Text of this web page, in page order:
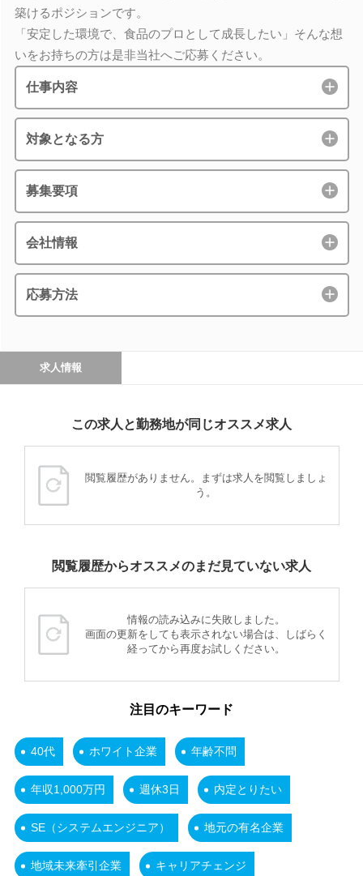
築けるポジションです。
「安定した環境で、食品のプロとして成長したい」そんな想
いをお持ちの方は是非当社へご応募ください。
仕事内容
対象となる方
募集要項
会社情報
応募方法
求人情報
この求人と勤務地が同じオススメ求人
閲覧履歴がありません。まずは求人を閲覧しましょ
う。
閲覧履歴からオススメのまだ見ていない求人
情報の読み込みに失敗しました。
画面の更新をしても表示されない場合は、しばらく
経ってから再度お試しください。
注目のキーワード
40代 ホワイト企業 年齢不問
年収1,000万円 週休3日 内定とりたい
SE（システムエンジニア） 地元の有名企業
地域未来牽引企業 キャリアチェンジ